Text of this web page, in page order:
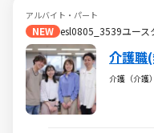
アルバイト・パート
NEW esl0805_3539ユー
介護職
介護（介護）